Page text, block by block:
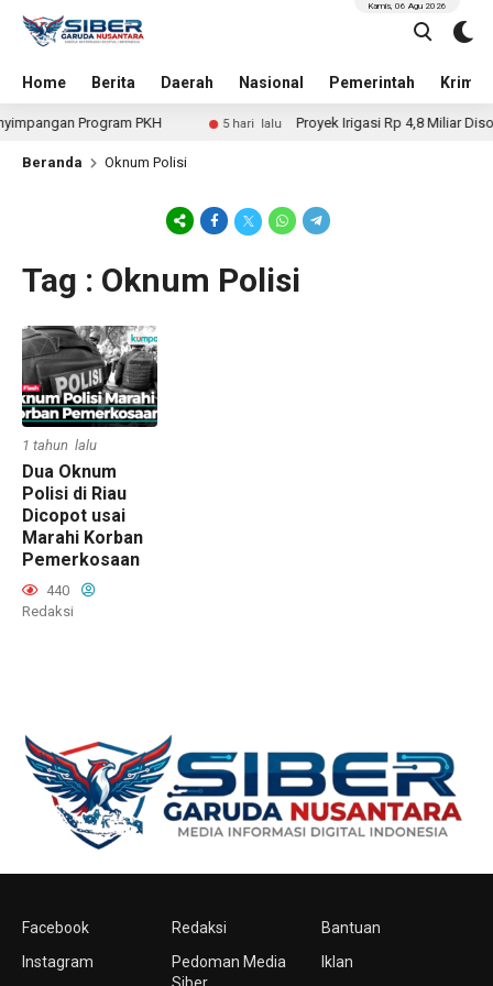
Home Berita Daerah Nasional Pemerintah
Kamis, 06 Agu 2026
Program PKH 5 hari lalu Proyek Irigasi Rp 4,8 Miliar
Beranda Oknum Polisi
Tag : Oknum Polisi
1 tahun lalu
Dua Oknum
Polisi di Riau
Dicopot usai
Marahi Korban
Pemerkosaan
440
Redaksi
Facebook
Instagram
Redaksi
Pedoman Media
Siber
Bantuan
Iklan